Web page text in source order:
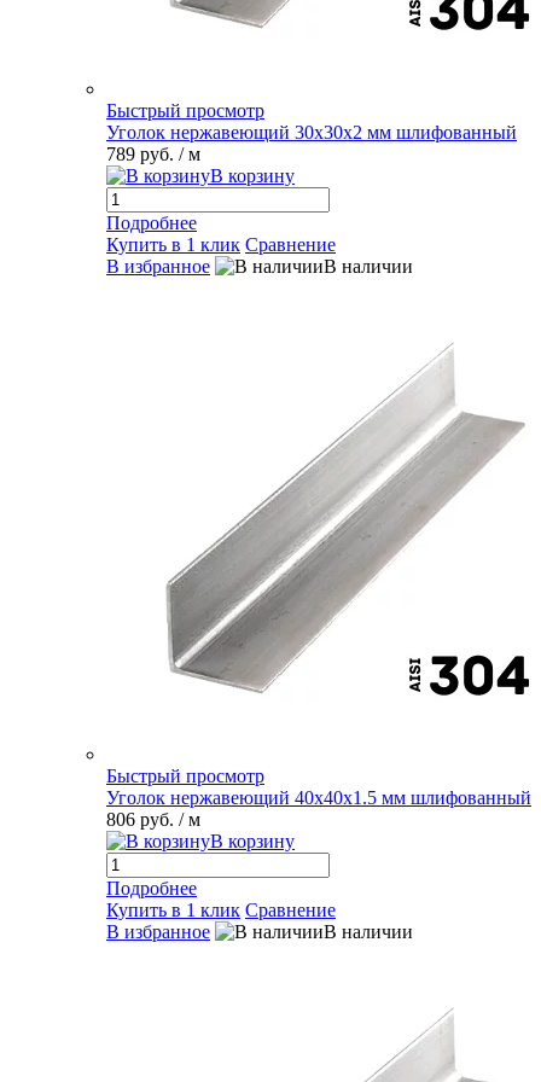
Быстрый просмотр
Уголок нержавеющий 30х30х2 мм шлифованный
789 руб. / м
В корзину
Подробнее
Купить в 1 клик Сравнение
В избранное
В наличии
Быстрый просмотр
Уголок нержавеющий 40х40х1.5 мм шлифованный
806 руб. / м
В корзину
Подробнее
Купить в 1 клик Сравнение
В избранное
В наличии